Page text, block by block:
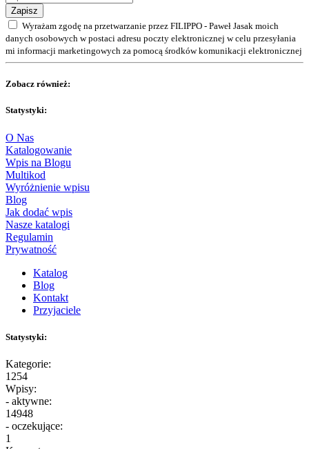
Zapisz
Wyrażam zgodę na przetwarzanie przez FILIPPO - Paweł Jasak moich
danych osobowych w postaci adresu poczty elektronicznej w celu przesyłania
mi informacji marketingowych za pomocą środków komunikacji elektronicznej
Zobacz również:
Statystyki:
O Nas
Katalogowanie
Wpis na Blogu
Multikod
Wyróżnienie wpisu
Blog
Jak dodać wpis
Nasze katalogi
Regulamin
Prywatność
Katalog
Blog
Kontakt
Przyjaciele
Statystyki:
Kategorie:
1254
Wpisy:
- aktywne:
14948
- oczekujące:
1